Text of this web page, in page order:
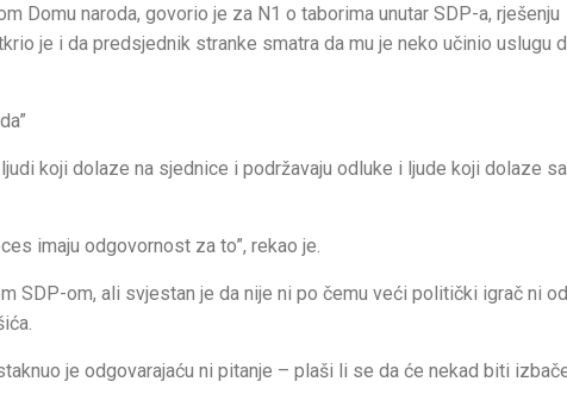
Domu naroda, govorio je za N1 o taborima unutar SDP-a, rješenju
je i da predsjednik stranke smatra da mu je neko učinio uslugu
koji dolaze na sjednice i podržavaju odluke i ljude koji dolaze
imaju odgovornost za to”, rekao je.
SDP-om, ali svjestan je da nije ni po čemu veći politički igrač ni
je odgovarajaću ni pitanje – plaši li se da će nekad biti